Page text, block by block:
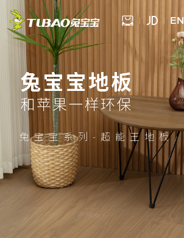
  EN
健康饰材
板材
科技木
胶粘材料
工装产品
健康家居
全屋定制
UNICO
地板
公司介绍
企业文化
发展历程
品牌优势
门店查询
合作伙伴查询
资讯中心
兔宝宝系列-超能王地板